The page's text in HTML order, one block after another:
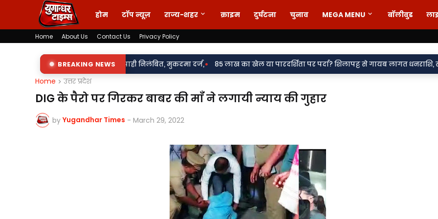
होम टॉप न्यूज़ राज्य-शहर क्राइम दुर्घटना चुनाव MEGA MENU बॉलीवुड
Home About Us Contact Us Privacy Policy
BREAKING NEWS
के आरोप में दो सिपाही निलंबित, मुकदमा दर्ज,• 85 लाख का खेल या पारदर्शिता पर पर्दा? शिलापट्ट से गायब लागत धनराशि, सवालों के
Home उत्तर प्रदेश
DIG के पैरो पर गिरकर बाबर की माँ ने लगायी न्याय की गुहार
by Yugandhar Times - March 29, 2022